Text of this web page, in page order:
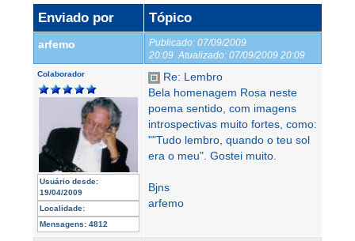
Enviado por Tópico
arfemo Publicado: 07/09/2009
20:09 Atualizado: 07/09/2009 20:09
Colaborador
Usuário desde:
19/04/2009
Localidade:
Mensagens: 4812
Re: Lembro
Bela homenagem Rosa neste
poema sentido, com imagens
introspectivas muito fortes, como:
""Tudo lembro, quando o teu sol
era o meu". Gostei muito.
Bjns
arfemo